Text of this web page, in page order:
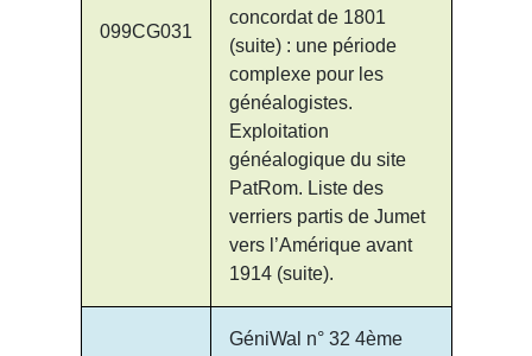
099CG031
concordat de 1801
(suite) : une période
complexe pour les
généalogistes.
Exploitation
généalogique du site
PatRom. Liste des
verriers partis de Jumet
vers l’Amérique avant
1914 (suite).
GéniWal n° 32 4ème